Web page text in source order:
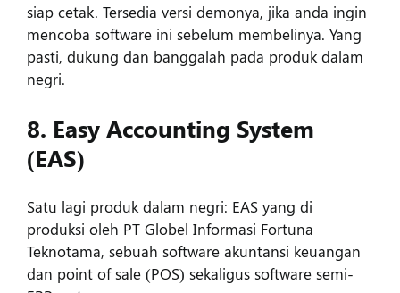
siap cetak. Tersedia versi demonya, jika anda ingin
mencoba software ini sebelum membelinya. Yang
pasti, dukung dan banggalah pada produk dalam
negri.
8. Easy Accounting System
(EAS)
Satu lagi produk dalam negri: EAS yang di
produksi oleh PT Globel Informasi Fortuna
Teknotama, sebuah software akuntansi keuangan
dan point of sale (POS) sekaligus software semi-